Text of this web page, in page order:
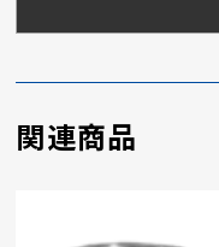
関連商品